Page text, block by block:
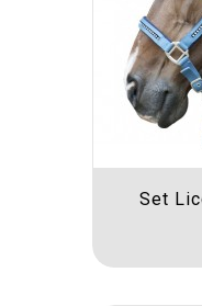
Set